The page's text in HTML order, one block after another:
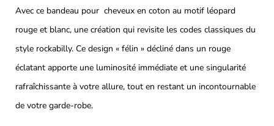
Avec ce bandeau pour cheveux en coton au motif léopard
rouge et blanc, une création qui revisite les codes classiques du
style rockabilly. Ce design « félin » décliné dans un rouge
éclatant apporte une luminosité immédiate et une singularité
rafraîchissante à votre allure, tout en restant un incontournable
de votre garde-robe.